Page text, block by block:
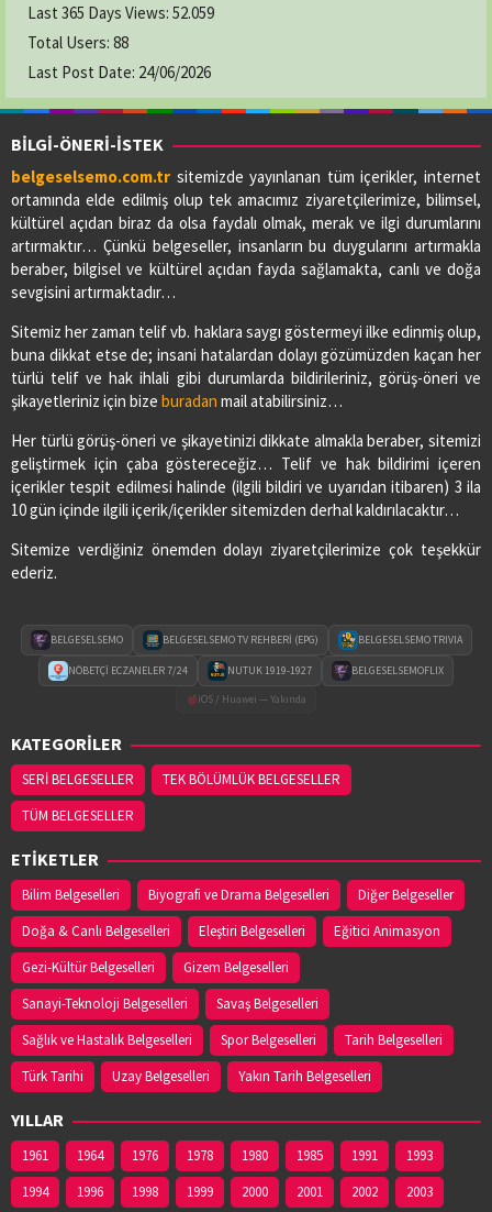
Last 365 Days Views: 52.059
Total Users: 88
Last Post Date: 24/06/2026
BİLGİ-ÖNERİ-İSTEK
belgeselsemo.com.tr sitemizde yayınlanan tüm içerikler, internet
ortamında elde edilmiş olup tek amacımız ziyaretçilerimize, bilimsel,
kültürel açıdan biraz da olsa faydalı olmak, merak ve ilgi durumlarını
artırmaktır… Çünkü belgeseller, insanların bu duygularını artırmakla
beraber, bilgisel ve kültürel açıdan fayda sağlamakta, canlı ve doğa
sevgisini artırmaktadır…
Sitemiz her zaman telif vb. haklara saygı göstermeyi ilke edinmiş olup,
buna dikkat etse de; insani hatalardan dolayı gözümüzden kaçan her
türlü telif ve hak ihlali gibi durumlarda bildirileriniz, görüş-öneri ve
şikayetleriniz için bize buradan mail atabilirsiniz…
Her türlü görüş-öneri ve şikayetinizi dikkate almakla beraber, sitemizi
geliştirmek için çaba göstereceğiz… Telif ve hak bildirimi içeren
içerikler tespit edilmesi halinde (ilgili bildiri ve uyarıdan itibaren) 3 ila
10 gün içinde ilgili içerik/içerikler sitemizden derhal kaldırılacaktır…
Sitemize verdiğiniz önemden dolayı ziyaretçilerimize çok teşekkür
ederiz.
BELGESELSEMO BELGESELSEMO TV REHBERİ (EPG) BELGESELSEMO TRIVIA
NÖBETÇİ ECZANELER 7/24 NUTUK 1919-1927
BELGESELSEMOFLIX
iOS / Huawei — Yakında
KATEGORİLER
SERİ BELGESELLER
TEK BÖLÜMLÜK BELGESELLER
TÜM BELGESELLER
ETİKETLER
Bilim Belgeselleri Biyografi ve Drama Belgeselleri
Diğer Belgeseller
Doğa & Canlı Belgeselleri
Eleştiri Belgeselleri
Eğitici Animasyon
Gezi-Kültür Belgeselleri
Gizem Belgeselleri
Sanayi-Teknoloji Belgeselleri
Savaş Belgeselleri
Sağlık ve Hastalık Belgeselleri
Spor Belgeselleri
Tarih Belgeselleri
Türk Tarihi
Uzay Belgeselleri Yakın Tarih Belgeselleri
YILLAR
1961 1964 1976 1978 1980 1985 1991
1993
1994
1996 1998 1999 2000 2001 2002 2003